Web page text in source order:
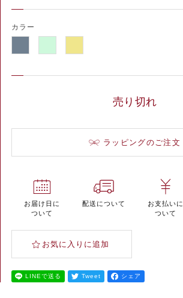
カラー
売り切れ
ラッピングのご注文
お届け日に
ついて
配送について
お支払いに
ついて
LINEで送る Tweet シェア